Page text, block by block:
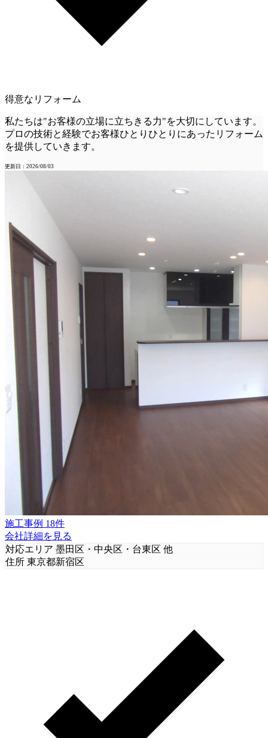
得意なリフォーム
私たちは"お客様の立場に立ちきる力"を大切にしています。
プロの技術と経験でお客様ひとりひとりにあったリフォーム
を提供していきます。
更新日：2026/08/03
施工事例 18件
会社詳細を見る
対応エリア 墨田区・中央区・台東区 他
住所 東京都新宿区